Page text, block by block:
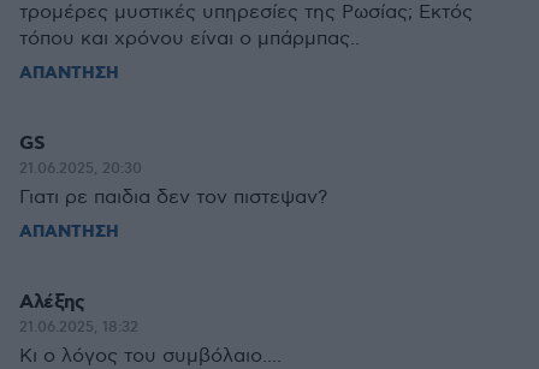
τρομέρες μυστικές υπηρεσίες της Ρωσίας; Εκτός
τόπου και χρόνου είναι ο μπάρμπας..
ΑΠΑΝΤΗΣΗ
GS
21.06.2025, 20:30
Γιατι ρε παιδια δεν τον πιστεψαν?
ΑΠΑΝΤΗΣΗ
Αλέξης
21.06.2025, 18:32
Κι ο λόγος του συμβόλαιο....